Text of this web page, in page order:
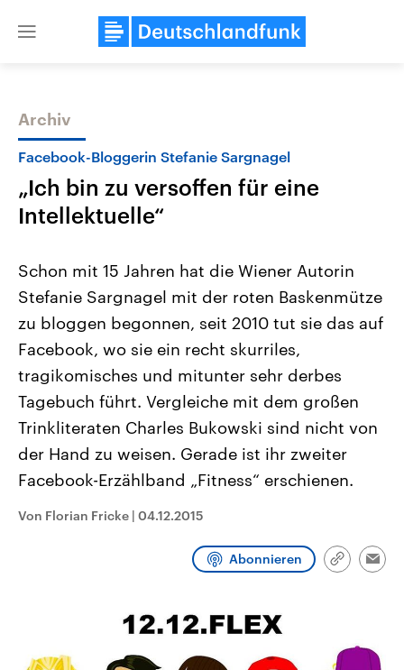
Close
Themen
Landtagswahl Sachsen-Anhalt
2026
Alle Informationen
Sachsen-Anhalt wählt am 6.
September 2026 einen neuen
Landtag. Seit 2021 wird das
Bundesland von einer Koalition aus
CDU, SPD und FDP regiert.-
Umfragen, Prognosen,
Wahlprogramme, aktuelle Berichte
und Hintergründe zu den Parteien
und Kandidaten der anstehenden
Wahl.
USA
Aktuelle Beiträge,
Hintergründe
Wirtschaftlich und
gehören die Vereinigten
den mächtigsten Ländern
mit großem Einfluss auf
aktuelle Weltgeschehen.
Sendungen Programm Podcasts
Archiv
Facebook-Bloggerin Stefanie Sargnagel
„Ich bin zu versoffen für eine
Intellektuelle“
Schon mit 15 Jahren hat die Wiener Autorin
Stefanie Sargnagel mit der roten Baskenmütze
zu bloggen begonnen, seit 2010 tut sie das auf
Facebook, wo sie ein recht skurriles,
tragikomisches und mitunter sehr derbes
Tagebuch führt. Vergleiche mit dem großen
Trinkliteraten Charles Bukowski sind nicht von
der Hand zu weisen. Gerade ist ihr zweiter
Facebook-Erzählband „Fitness“ erschienen.
Von Florian Fricke | 04.12.2015
Abonnieren
Link